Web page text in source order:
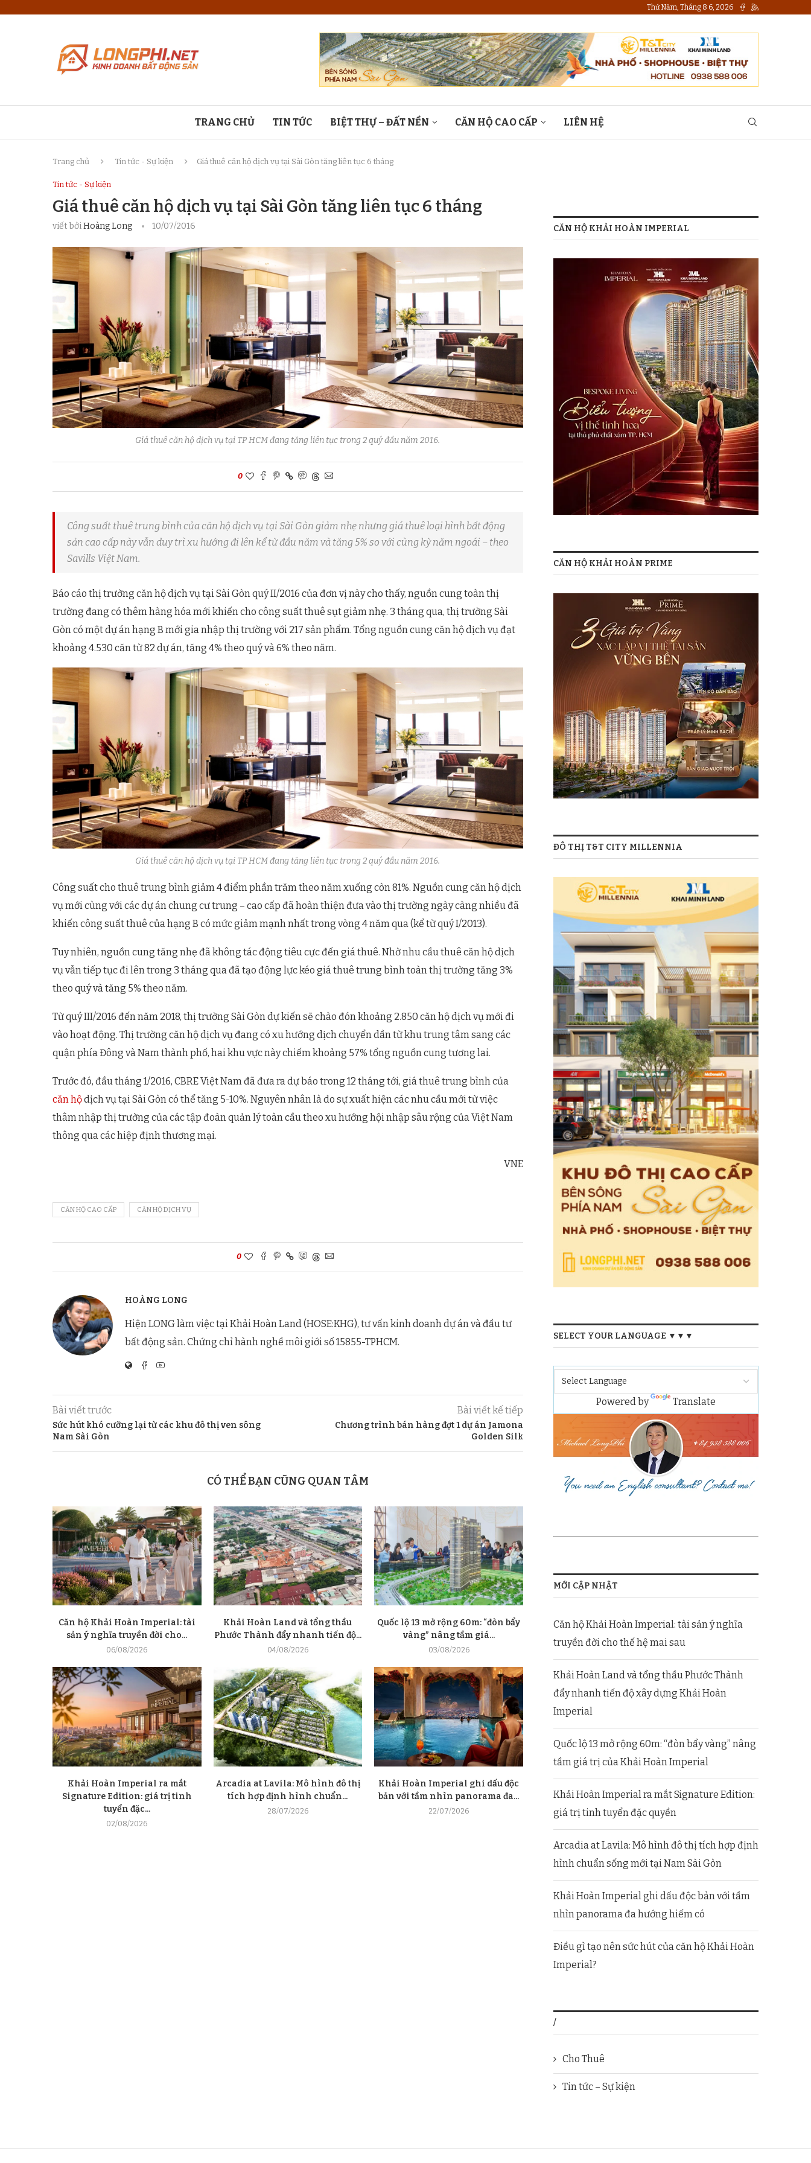
Thứ Năm, Tháng 8 6, 2026
TRANG CHỦ TIN TỨC BIỆT THỰ – ĐẤT NỀN CĂN HỘ CAO CẤP LIÊN HỆ
Trang chủ Tin tức - Sự kiện Giá thuê căn hộ dịch vụ tại Sài Gòn tăng liên tục 6 tháng
Tin tức - Sự kiện
Giá thuê căn hộ dịch vụ tại Sài Gòn tăng liên tục 6 tháng
viết bởiHoàng Long 10/07/2016
Giá thuê căn hộ dịch vụ tại TP HCM đang tăng liên tục trong 2 quý đầu năm 2016.
0
Công suất thuê trung bình của căn hộ dịch vụ tại Sài Gòn giảm nhẹ nhưng giá thuê loại hình bất động
sản cao cấp này vẫn duy trì xu hướng đi lên kể từ đầu năm và tăng 5% so với cùng kỳ năm ngoái – theo
Savills Việt Nam.
Báo cáo thị trường căn hộ dịch vụ tại Sài Gòn quý II/2016 của đơn vị này cho thấy, nguồn cung toàn thị
trường đang có thêm hàng hóa mới khiến cho công suất thuê sụt giảm nhẹ. 3 tháng qua, thị trường Sài
Gòn có một dự án hạng B mới gia nhập thị trường với 217 sản phẩm. Tổng nguồn cung căn hộ dịch vụ đạt
khoảng 4.530 căn từ 82 dự án, tăng 4% theo quý và 6% theo năm.
Giá thuê căn hộ dịch vụ tại TP HCM đang tăng liên tục trong 2 quý đầu năm 2016.
Công suất cho thuê trung bình giảm 4 điểm phần trăm theo năm xuống còn 81%. Nguồn cung căn hộ dịch
vụ mới cùng với các dự án chung cư trung – cao cấp đã hoàn thiện đưa vào thị trường ngày càng nhiều đã
khiến công suất thuê của hạng B có mức giảm mạnh nhất trong vòng 4 năm qua (kể từ quý I/2013).
Tuy nhiên, nguồn cung tăng nhẹ đã không tác động tiêu cực đến giá thuê. Nhờ nhu cầu thuê căn hộ dịch
vụ vẫn tiếp tục đi lên trong 3 tháng qua đã tạo động lực kéo giá thuê trung bình toàn thị trường tăng 3%
theo quý và tăng 5% theo năm.
Từ quý III/2016 đến năm 2018, thị trường Sài Gòn dự kiến sẽ chào đón khoảng 2.850 căn hộ dịch vụ mới đi
vào hoạt động. Thị trường căn hộ dịch vụ đang có xu hướng dịch chuyển dần từ khu trung tâm sang các
quận phía Đông và Nam thành phố, hai khu vực này chiếm khoảng 57% tổng nguồn cung tương lai.
Trước đó, đầu tháng 1/2016, CBRE Việt Nam đã đưa ra dự báo trong 12 tháng tới, giá thuê trung bình của
căn hộdịch vụ tại Sài Gòn có thể tăng 5-10%. Nguyên nhân là do sự xuất hiện các nhu cầu mới từ việc
thâm nhập thị trường của các tập đoàn quản lý toàn cầu theo xu hướng hội nhập sâu rộng của Việt Nam
thông qua các hiệp định thương mại.
VNE
CĂN HỘ CAO CẤP CĂN HỘ DỊCH VỤ
0
HOÀNG LONG
Hiện LONG làm việc tại Khải Hoàn Land (HOSE:KHG), tư vấn kinh doanh dự án và đầu tư
bất động sản. Chứng chỉ hành nghề môi giới số 15855-TPHCM.
Bài viết trước
Sức hút khó cưỡng lại từ các khu đô thị ven sông
Nam Sài Gòn
Bài viết kế tiếp
Chương trình bán hàng đợt 1 dự án Jamona
Golden Silk
CÓ THỂ BẠN CŨNG QUAN TÂM
Căn hộ Khải Hoàn Imperial: tài
sản ý nghĩa truyền đời cho...
06/08/2026
Khải Hoàn Land và tổng thầu
Phước Thành đẩy nhanh tiến độ...
04/08/2026
Quốc lộ 13 mở rộng 60m: “đòn bẩy
vàng” nâng tầm giá...
03/08/2026
Khải Hoàn Imperial ra mắt
Signature Edition: giá trị tinh
tuyển đặc...
02/08/2026
Arcadia at Lavila: Mô hình đô thị
tích hợp định hình chuẩn...
28/07/2026
Khải Hoàn Imperial ghi dấu độc
bản với tầm nhìn panorama đa...
22/07/2026
CĂN HỘ KHẢI HOÀN IMPERIAL
CĂN HỘ KHẢI HOÀN PRIME
ĐÔ THỊ T&T CITY MILLENNIA
SELECT YOUR LANGUAGE ▼▼▼
Powered by Translate
MỚI CẬP NHẬT
Căn hộ Khải Hoàn Imperial: tài sản ý nghĩa
truyền đời cho thế hệ mai sau
Khải Hoàn Land và tổng thầu Phước Thành
đẩy nhanh tiến độ xây dựng Khải Hoàn
Imperial
Quốc lộ 13 mở rộng 60m: “đòn bẩy vàng” nâng
tầm giá trị của Khải Hoàn Imperial
Khải Hoàn Imperial ra mắt Signature Edition:
giá trị tinh tuyển đặc quyền
Arcadia at Lavila: Mô hình đô thị tích hợp định
hình chuẩn sống mới tại Nam Sài Gòn
Khải Hoàn Imperial ghi dấu độc bản với tầm
nhìn panorama đa hướng hiếm có
Điều gì tạo nên sức hút của căn hộ Khải Hoàn
Imperial?
/
Cho Thuê
Tin tức – Sự kiện